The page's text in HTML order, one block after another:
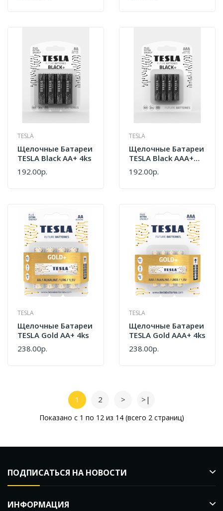
TESLA
Щелочные Батареи
TESLA Black AA+ 4ks
192.00р.
TESLA
Щелочные Батареи
TESLA Black AAA+
4ks
192.00р.
TESLA
Щелочные Батареи
TESLA Gold AA+ 4ks
238.00р.
TESLA
Щелочные Батареи
TESLA Gold AAA+ 4ks
238.00р.
1 2 > >|
Показано с 1 по 12 из 14 (всего 2 страниц)
ПОДПИСАТЬСЯ НА НОВОСТИ
ИНФОРМАЦИЯ